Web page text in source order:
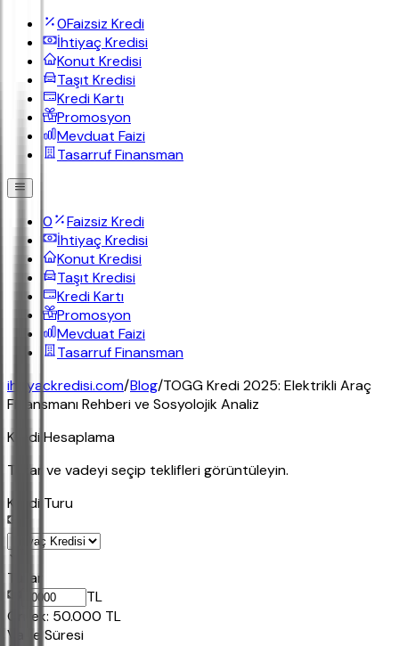
0Faizsiz Kredi
İhtiyaç Kredisi
Konut Kredisi
Taşıt Kredisi
Kredi Kartı
Promosyon
Mevduat Faizi
Tasarruf Finansman
0
Faizsiz Kredi
İhtiyaç Kredisi
Konut Kredisi
Taşıt Kredisi
Kredi Kartı
Promosyon
Mevduat Faizi
Tasarruf Finansman
ihtiyackredisi.com/Blog/TOGG Kredi 2025: Elektrikli Araç
Finansmanı Rehberi ve Sosyolojik Analiz
Kredi Hesaplama
Tutar ve vadeyi seçip teklifleri görüntüleyin.
Kredi Turu
Tutar
TL
Ornek: 50.000 TL
Vade Süresi